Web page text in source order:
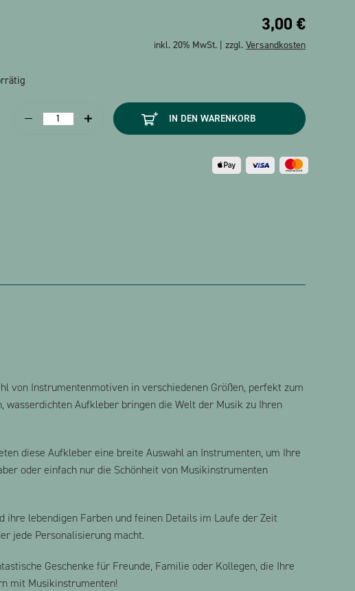
3,00 €
inkl. 20% MwSt. | zzgl. Versandkosten
Sticker
IN DEN WARENKORB
von Instrumentenmotiven in verschiedenen Größen, perfekt zum
Aufkleber bringen die Welt der Musik zu Ihren
diese Aufkleber eine breite Auswahl an Instrumenten, um Ihre
oder einfach nur die Schönheit von Musikinstrumenten
lebendigen Farben und feinen Details im Laufe der Zeit
jede Personalisierung macht.
Geschenke für Freunde, Familie oder Kollegen, die Ihre
mit Musikinstrumenten!